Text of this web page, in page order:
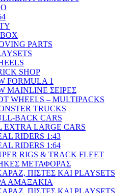
PARTS
SHOP
FORMULA 1
MAINLINE ΣΕΙΡΕΣ
WHEELS – MULTIPACKS
TRUCKS
BACK CARS
EXTRA LARGE CARS
RIDERS 1:43
RIDERS 1:64
RIGS & TRACK FLEET
ΜΕΤΑΦΟΡΑΣ
ΠΙΣΤΕΣ ΚΑΙ PLAYSETS
ΑΜΑΞΑΚΙΑ